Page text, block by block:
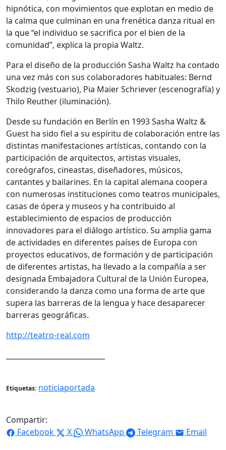
hipnótica, con movimientos que explotan en medio de
la calma que culminan en una frenética danza ritual en
la que “el individuo se sacrifica por el bien de la
comunidad”, explica la propia Waltz.
Para el diseño de la producción Sasha Waltz ha contado
una vez más con sus colaboradores habituales: Bernd
Skodzig (vestuario), Pia Maier Schriever (escenografía) y
Thilo Reuther (iluminación).
Desde su fundación en Berlín en 1993 Sasha Waltz &
Guest ha sido fiel a su espíritu de colaboración entre las
distintas manifestaciones artísticas, contando con la
participación de arquitectos, artistas visuales,
coreógrafos, cineastas, diseñadores, músicos,
cantantes y bailarines. En la capital alemana coopera
con numerosas instituciones como teatros municipales,
casas de ópera y museos y ha contribuido al
establecimiento de espacios de producción
innovadores para el diálogo artístico. Su amplia gama
de actividades en diferentes países de Europa con
proyectos educativos, de formación y de participación
de diferentes artistas, ha llevado a la compañía a ser
designada Embajadora Cultural de la Unión Europea,
considerando la danza como una forma de arte que
supera las barreras de la lengua y hace desaparecer
barreras geográficas.
http://teatro-real.com
Etiquetas: noticiaportada
Compartir:
Facebook
X WhatsApp Telegram Email